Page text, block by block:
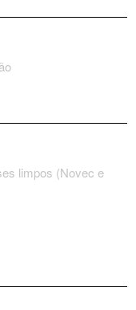
limpos (Novec e